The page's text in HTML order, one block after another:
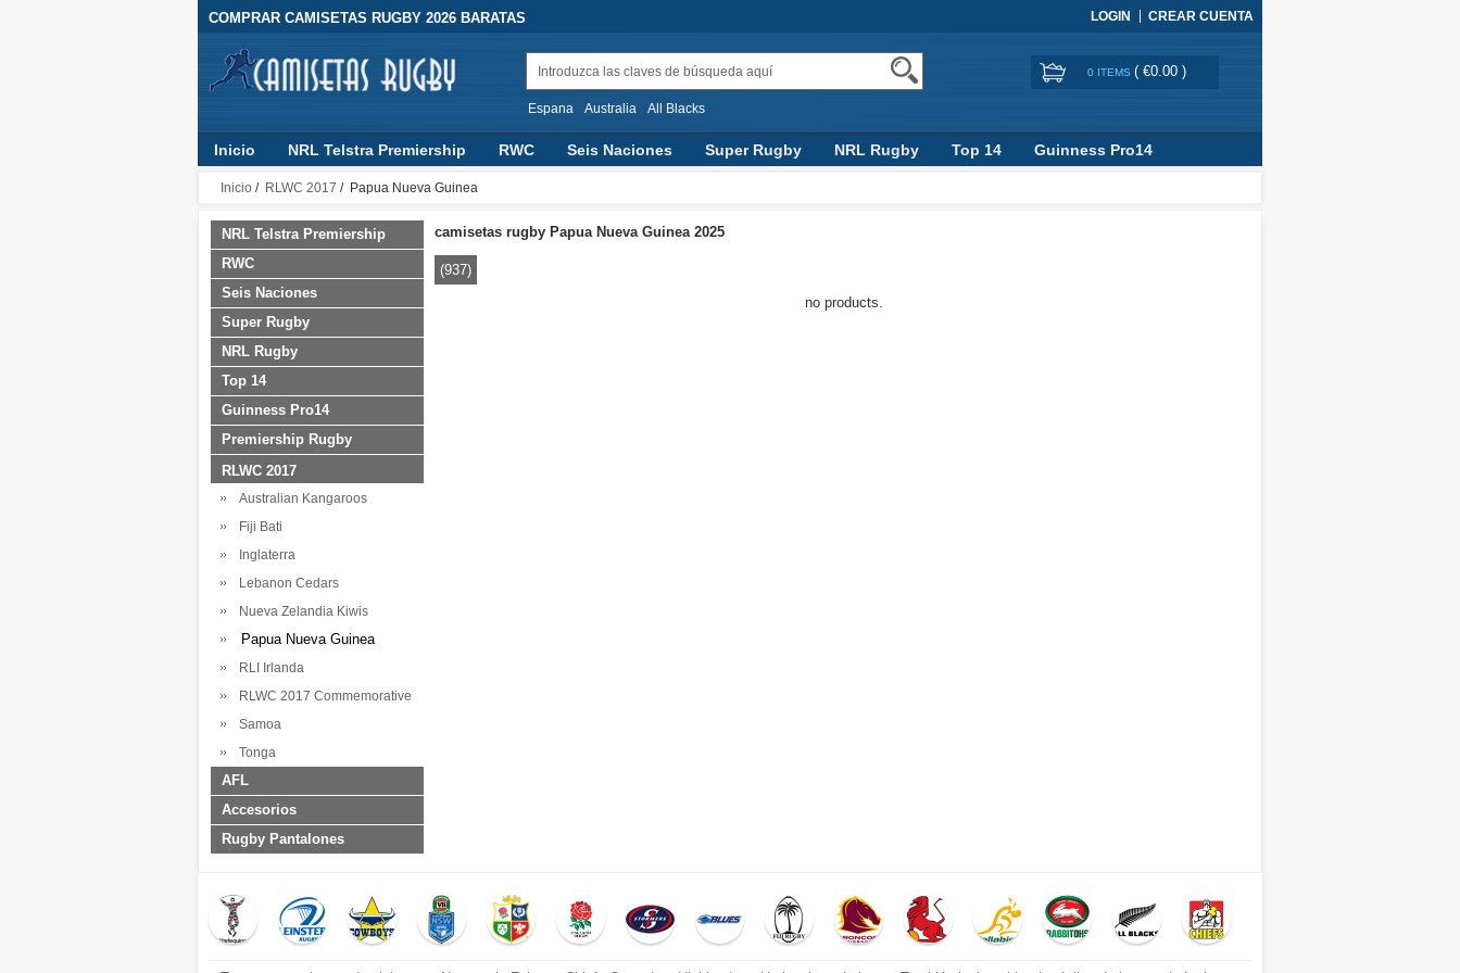
COMPRAR CAMISETAS RUGBY 2026 BARATAS LOGIN CREAR CUENTA
Espana Australia All Blacks
0 ITEMS ( €0.00 )
Inicio NRL Telstra Premiership RWC Seis Naciones Super Rugby NRL Rugby Top 14
Guinness Pro14
Premiership Rugby
RLWC 2017
Inicio / RLWC 2017 / Papua Nueva Guinea
NRL Telstra Premiership
RWC
Seis Naciones
Super Rugby
NRL Rugby
Top 14
Guinness Pro14
Premiership Rugby
RLWC 2017
Australian Kangaroos
Fiji Bati
Inglaterra
Lebanon Cedars
Nueva Zelandia Kiwis
Papua Nueva Guinea
RLI Irlanda
RLWC 2017 Commemorative
Samoa
Tonga
AFL
Accesorios
Rugby Pantalones
camisetas rugby Papua Nueva Guinea 2025
(937)
no products.